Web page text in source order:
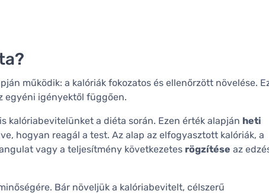
működik: a kalóriák fokozatos és ellenőrzött növelése.
egyéni igényektől függően.
kalóriabevitelünket a diéta során. Ezen érték alapján heti
hogyan reagál a test. Az alap az elfogyasztott kalóriák, a
vagy a teljesítmény következetes rögzítése az
Bár növeljük a kalóriabevitelt, célszerű